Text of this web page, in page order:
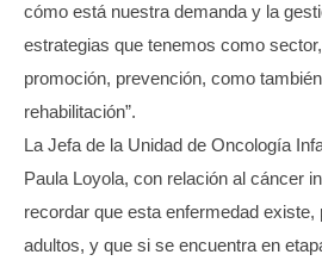
cómo está nuestra demanda y la
estrategias que tenemos como
promoción, prevención, como
rehabilitación”.
La Jefa de la Unidad de Oncología
Paula Loyola, con relación al cáncer
recordar que esta enfermedad
adultos, y que si se encuentra en